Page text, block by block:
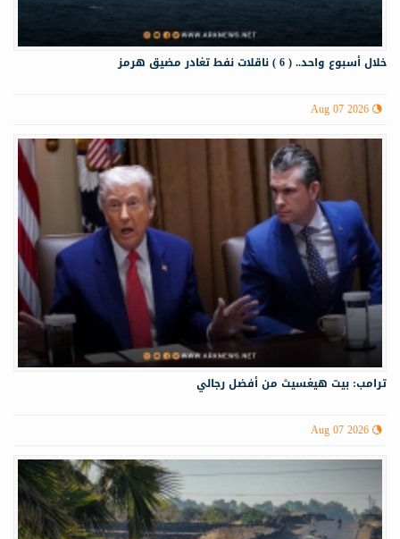
خلال أسبوع واحد.. ( 6 ) ناقلات نفط تغادر مضيق هرمز
Aug 07 2026
ترامب: بيت هيغسيث من أفضل رجالي
Aug 07 2026